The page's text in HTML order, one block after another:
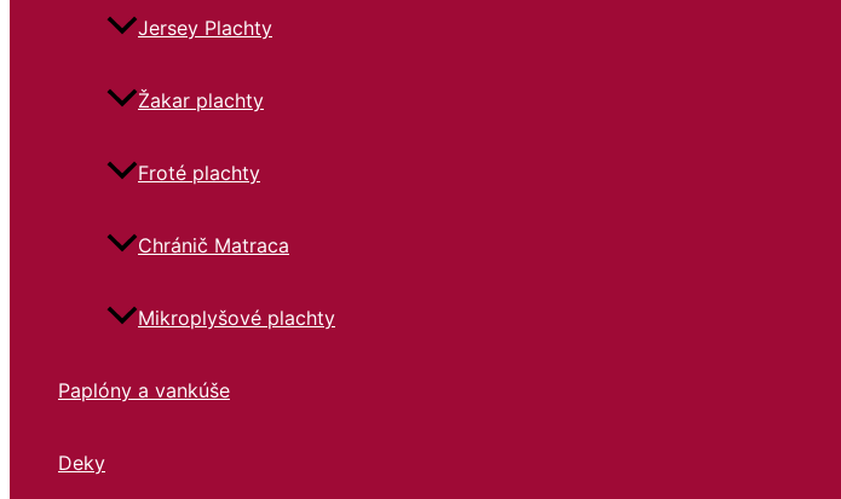
Jersey Plachty
Žakar plachty
Froté plachty
Chránič Matraca
Mikroplyšové plachty
Paplóny a vankúše
Deky